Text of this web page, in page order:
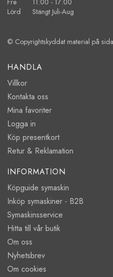
Fre 11:00 - 17:00
Lörd Stängt Juli-Aug
© Copyrightskyddat material på
HANDLA
Villkor
Kontakta oss
Mina favoriter
Logga in
Köp presentkort
Retur & Reklamation
INFORMATION
Köpguide symaskin
Inköp symaskiner - B2B
Symaskinsservice
Hitta till vår butik
Om oss
Nyhetsbrev
Om cookies